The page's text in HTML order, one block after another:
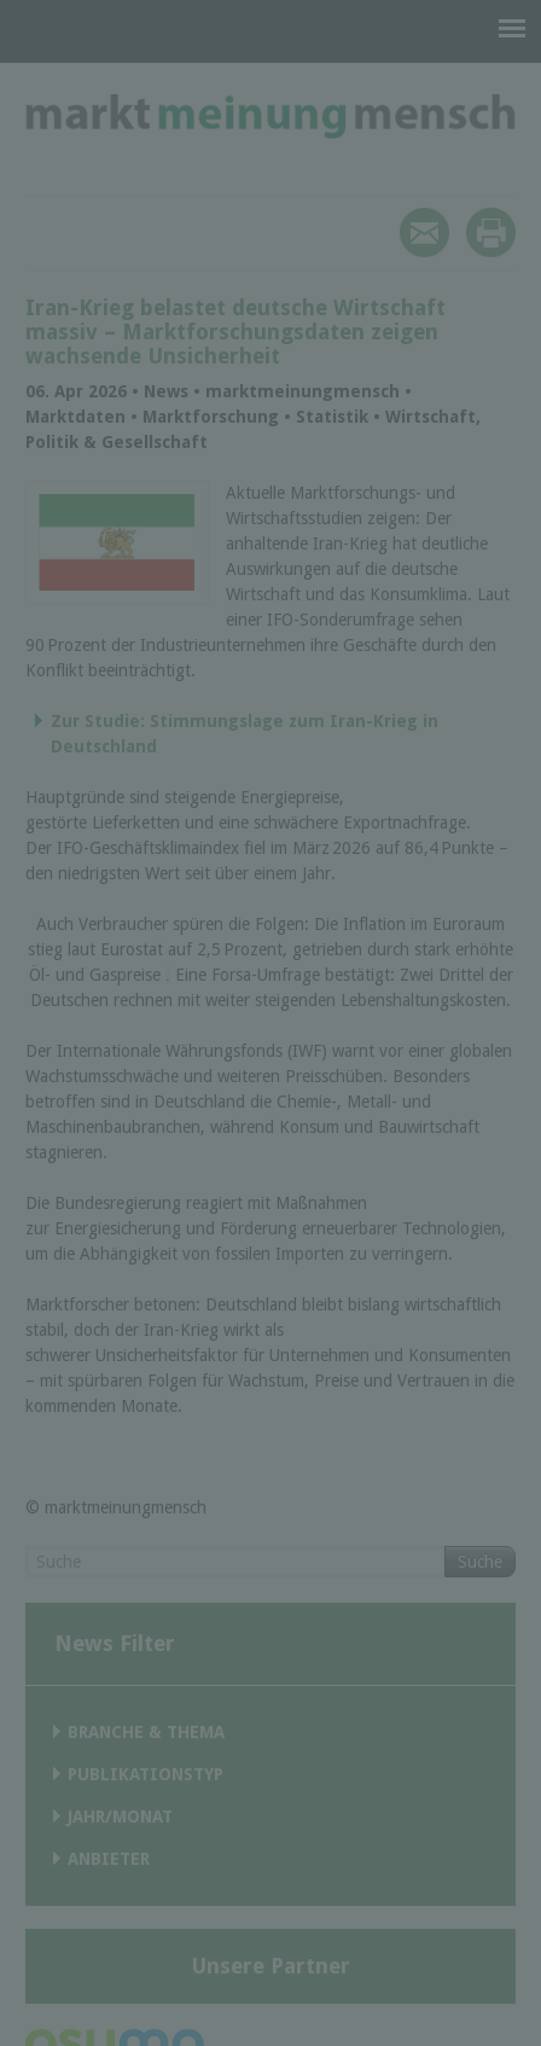
Iran-Krieg belastet deutsche Wirtschaft
massiv – Marktforschungsdaten zeigen
wachsende Unsicherheit
06. Apr 2026 • News • marktmeinungmensch •
Marktdaten • Marktforschung • Statistik • Wirtschaft,
Politik & Gesellschaft
Aktuelle Marktforschungs- und
Wirtschaftsstudien zeigen: Der
anhaltende Iran-Krieg hat deutliche
Auswirkungen auf die deutsche
Wirtschaft und das Konsumklima. Laut
einer IFO-Sonderumfrage sehen
90 Prozent der Industrieunternehmen ihre Geschäfte durch den
Konflikt beeinträchtigt.
Zur Studie: Stimmungslage zum Iran-Krieg in
Deutschland
Hauptgründe sind steigende Energiepreise,
gestörte Lieferketten und eine schwächere Exportnachfrage.
Der IFO-Geschäftsklimaindex fiel im März 2026 auf 86,4 Punkte –
den niedrigsten Wert seit über einem Jahr.
Auch Verbraucher spüren die Folgen: Die Inflation im Euroraum
stieg laut Eurostat auf 2,5 Prozent, getrieben durch stark erhöhte
Öl- und Gaspreise
Eine Forsa-Umfrage bestätigt: Zwei Drittel der
Deutschen rechnen mit weiter steigenden Lebenshaltungskosten.
Der Internationale Währungsfonds (IWF) warnt vor einer globalen
Wachstumsschwäche und weiteren Preisschüben. Besonders
betroffen sind in Deutschland die Chemie-, Metall- und
Maschinenbaubranchen, während Konsum und Bauwirtschaft
stagnieren.
Die Bundesregierung reagiert mit Maßnahmen
zur Energiesicherung und Förderung erneuerbarer Technologien,
um die Abhängigkeit von fossilen Importen zu verringern.
Marktforscher betonen: Deutschland bleibt bislang wirtschaftlich
stabil, doch der Iran-Krieg wirkt als
schwerer Unsicherheitsfaktor für Unternehmen und Konsumenten
– mit spürbaren Folgen für Wachstum, Preise und Vertrauen in die
kommenden Monate.
© marktmeinungmensch
Suche
News Filter
BRANCHE & THEMA
PUBLIKATIONSTYP
JAHR/MONAT
ANBIETER
Unsere Partner